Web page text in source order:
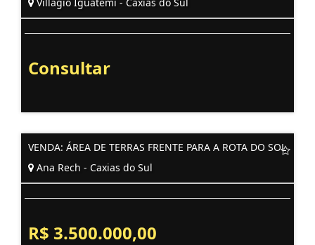
Consultar
VENDA: ÁREA DE TERRAS FRENTE PARA A ROTA DO SOL
Ana Rech - Caxias do Sul
R$ 3.500.000,00